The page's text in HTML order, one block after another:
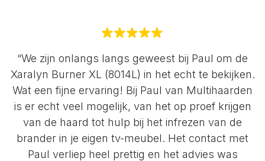
“We zijn onlangs langs geweest bij Paul om de
Xaralyn Burner XL (8014L) in het echt te bekijken.
Wat een fijne ervaring! Bij Paul van Multihaarden
is er echt veel mogelijk, van het op proef krijgen
van de haard tot hulp bij het infrezen van de
brander in je eigen tv-meubel. Het contact met
Paul verliep heel prettig en het advies was